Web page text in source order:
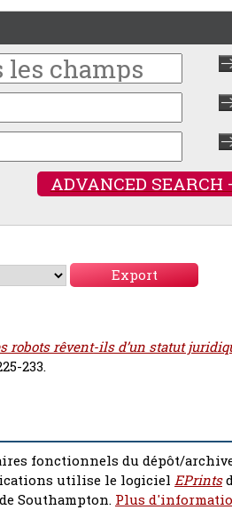
ADVANCED SEARCH
robots rêvent-ils d’un statut
233.
fonctionnels du dépôt/
utilise le logiciel EPrints
Southampton. Plus